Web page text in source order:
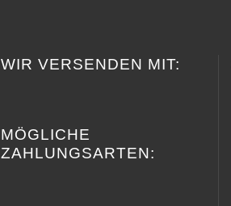
WIR VERSENDEN MIT:
MÖGLICHE
ZAHLUNGSARTEN: